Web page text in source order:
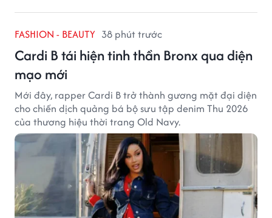
FASHION - BEAUTY 38 phút trước
Cardi B tái hiện tinh thần Bronx qua diện
mạo mới
Mới đây, rapper Cardi B trở thành gương mặt đại diện
cho chiến dịch quảng bá bộ sưu tập denim Thu 2026
của thương hiệu thời trang Old Navy.